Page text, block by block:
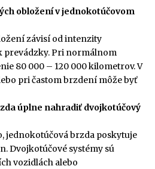
obložení v jednokotúčovom
závisí od intenzity
prevádzky. Pri normálnom
80 000 – 120 000 kilometrov. V
pri častom brzdení môže byť
úplne nahradiť dvojkotúčový
jednokotúčová brzda poskytuje
Dvojkotúčové systémy sú
vozidlách alebo